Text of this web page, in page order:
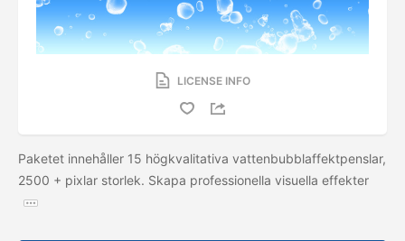
LICENSE INFO
Paketet innehåller 15 högkvalitativa vattenbubblaffektpenslar,
2500 + pixlar storlek. Skapa professionella visuella effekter